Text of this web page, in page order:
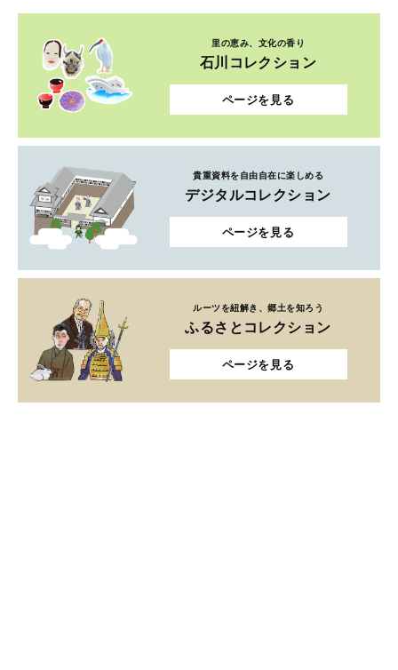
里の恵み、文化の香り
石川コレクション
ページを見る
貴重資料を自由自在に楽しめる
デジタルコレクション
ページを見る
ルーツを紐解き、郷土を知ろう
ふるさとコレクション
ページを見る